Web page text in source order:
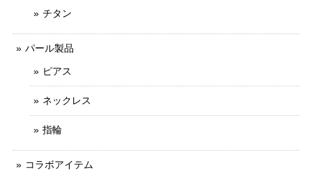
チタン
パール製品
ピアス
ネックレス
指輪
コラボアイテム